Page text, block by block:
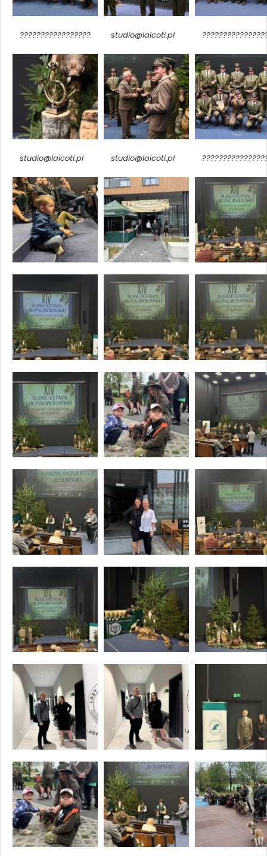
????????????????? studio@laicoti.pl
studio@laicoti.pl studio@laicoti.pl